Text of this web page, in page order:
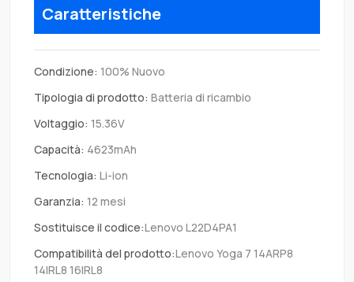
Caratteristiche
Condizione: 100% Nuovo
Tipologia di prodotto: Batteria di ricambio
Voltaggio: 15.36V
Capacità: 4623mAh
Tecnologia: Li-ion
Garanzia: 12 mesi
Sostituisce il codice:Lenovo L22D4PA1
Compatibilità del prodotto:Lenovo Yoga 7 14ARP8
14IRL8 16IRL8